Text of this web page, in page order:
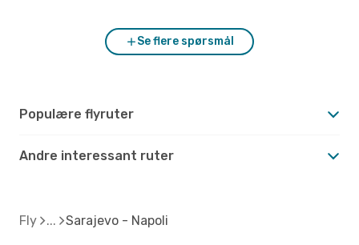
Se flere spørsmål
Populære flyruter
Andre interessant ruter
Fly Sarajevo - Napoli